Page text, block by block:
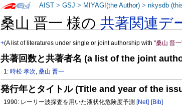
桑山 晋一 様の共著関連デ
+(A list of literatures under single or joint authorship with"桑山 晋
共著回数と共著者名 (a list of the joint
1:時松 孝次,桑山 晋一
発行年とタイトル (Title and year of the
1990: レーリー波探査を用いた液状化危険度予測 [Net] [Bib]
AIST >GSJ > MIYAGI(the Author) >nkysdb